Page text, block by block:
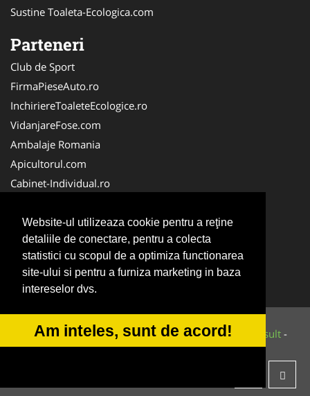
Website-ul utilizeaza cookie pentru a reţine
detaliile de conectare, pentru a colecta
statistici cu scopul de a optimiza functionarea
site-ului si pentru a furniza marketing in baza
intereselor dvs.
Am inteles, sunt de acord!
Sustine Toaleta-Ecologica.com
Parteneri
Club de Sport
FirmaPieseAuto.ro
InchiriereToaleteEcologice.ro
VidanjareFose.com
Ambalaje Romania
Apicultorul.com
Cabinet-Individual.ro
ConstructiiHaleMetalice.ro
FirmaDeratizare.ro
InstructorScoalaAuto.ro
SalonFrizerieCanina.com
© 2014-2026 Powered byVilonMedia&Tokaido Consult -
ANPC SOL